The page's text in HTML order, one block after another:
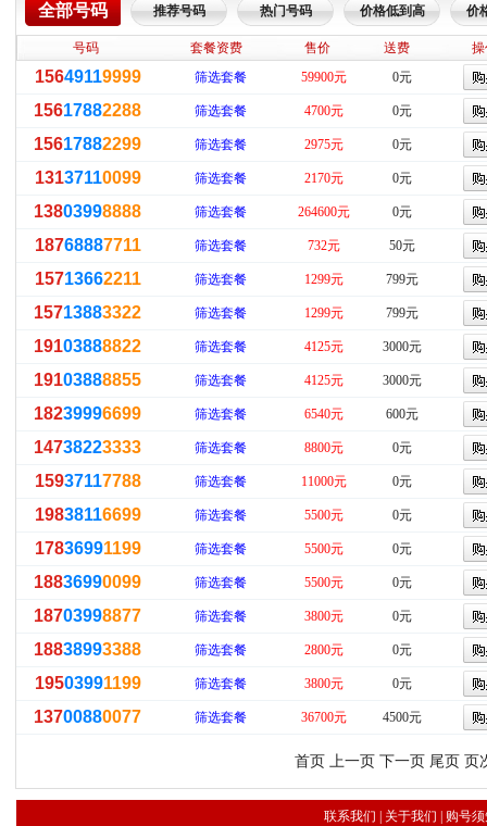
全部号码 推荐号码 热门号码 价格低到高 价
号码 套餐资费 售价 送费
15649119999 筛选套餐 59900元 0元
15617882288 筛选套餐 4700元 0元
15617882299 筛选套餐 2975元 0元
13137110099 筛选套餐 2170元 0元
13803998888 筛选套餐 264600元 0元
18768887711 筛选套餐 732元 50元
15713662211 筛选套餐 1299元 799元
15713883322 筛选套餐 1299元 799元
19103888822 筛选套餐 4125元 3000元
19103888855 筛选套餐 4125元 3000元
18239996699 筛选套餐 6540元 600元
14738223333 筛选套餐 8800元 0元
15937117788 筛选套餐 11000元 0元
19838116699 筛选套餐 5500元 0元
17836991199 筛选套餐 5500元 0元
18836990099 筛选套餐 5500元 0元
18703998877 筛选套餐 3800元 0元
18838993388 筛选套餐 2800元 0元
19503991199 筛选套餐 3800元 0元
13700880077 筛选套餐 36700元 4500元
首页 上一页 下一页 尾页页
联系我们 关于我们 购号